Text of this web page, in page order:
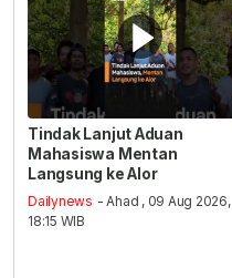
Tindak Lanjut Aduan
Mahasiswa Mentan
Langsung ke Alor
Dailynews - Ahad , 09 Aug 2026,
18:15 WIB